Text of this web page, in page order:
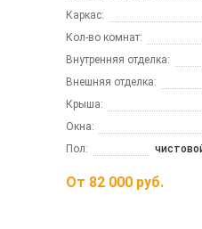
Каркас:
Кол-во комнат:
Внутренняя отделка:
Внешняя отделка:
Крыша:
Окна:
Пол:
От 82 000 руб.